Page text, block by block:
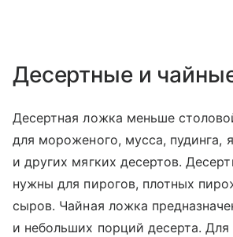
Десертные и
Десертная ложка меньше
для мороженого, мусса, пудинга,
и других мягких десертов.
нужны для пирогов, плотных
сыров. Чайная ложка
и небольших порций десерта.